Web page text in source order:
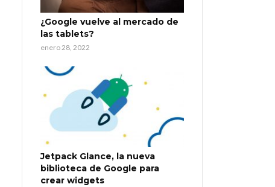
¿Google vuelve al mercado de
las tablets?
enero 28, 2022
Jetpack Glance, la nueva
biblioteca de Google para
crear widgets